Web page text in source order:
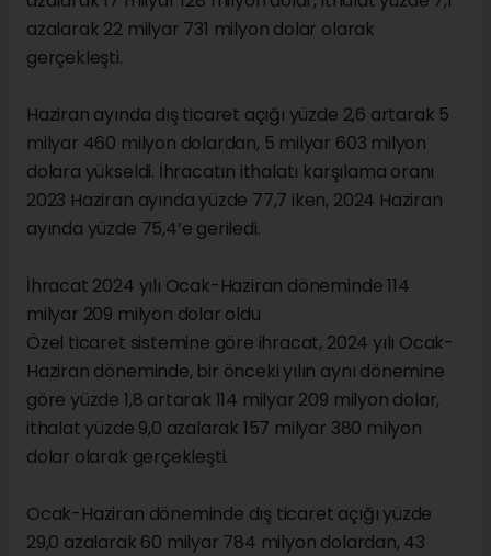
azalarak 22 milyar 731 milyon dolar olarak
gerçekleşti.
Haziran ayında dış ticaret açığı yüzde 2,6 artarak 5
milyar 460 milyon dolardan, 5 milyar 603 milyon
dolara yükseldi. İhracatın ithalatı karşılama oranı
2023 Haziran ayında yüzde 77,7 iken, 2024 Haziran
ayında yüzde 75,4’e geriledi.
İhracat 2024 yılı Ocak-Haziran döneminde 114
milyar 209 milyon dolar oldu
Özel ticaret sistemine göre ihracat, 2024 yılı Ocak-
Haziran döneminde, bir önceki yılın aynı dönemine
göre yüzde 1,8 artarak 114 milyar 209 milyon dolar,
ithalat yüzde 9,0 azalarak 157 milyar 380 milyon
dolar olarak gerçekleşti.
Ocak-Haziran döneminde dış ticaret açığı yüzde
29,0 azalarak 60 milyar 784 milyon dolardan, 43